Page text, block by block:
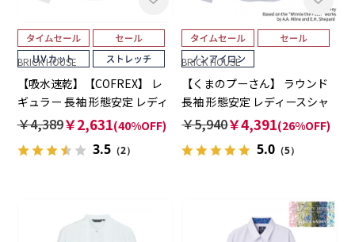
BRICK HOUSE
【吸水速乾】【COFREX】 レ
ギュラー 長袖 形態安定 レディ
ースシャツ
￥4,389￥2,631(40%OFF)
3.5（2）
BRICK HOUSE
【くまのプーさん】 ラウンド
長袖 形態安定 レディースシャ
ツ
￥5,940￥4,391(26%OFF)
5.0 （5）